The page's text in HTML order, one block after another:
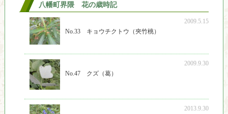
八幡町界隈 花の歳時記
2009.5.15
No.33 キョウチクトウ（夾竹桃）
2009.9.30
No.47 クズ（葛）
2013.9.30